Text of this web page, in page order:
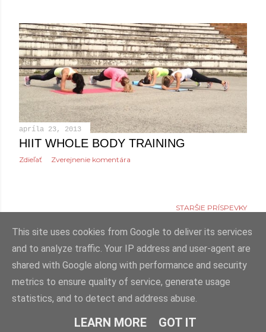
apríla 23, 2013
HIIT WHOLE BODY TRAINING
Zdieľať Zverejnenie komentára
STARŠIE PRÍSPEVKY
Používa službu Blogger
PUBLIKOVANIE OBSAHU LEN SO SÚHLASOM AUTORA
This site uses cookies from Google to deliver its services
and to analyze traffic. Your IP address and user-agent are
shared with Google along with performance and security
metrics to ensure quality of service, generate usage
statistics, and to detect and address abuse.
LEARN MORE GOT IT